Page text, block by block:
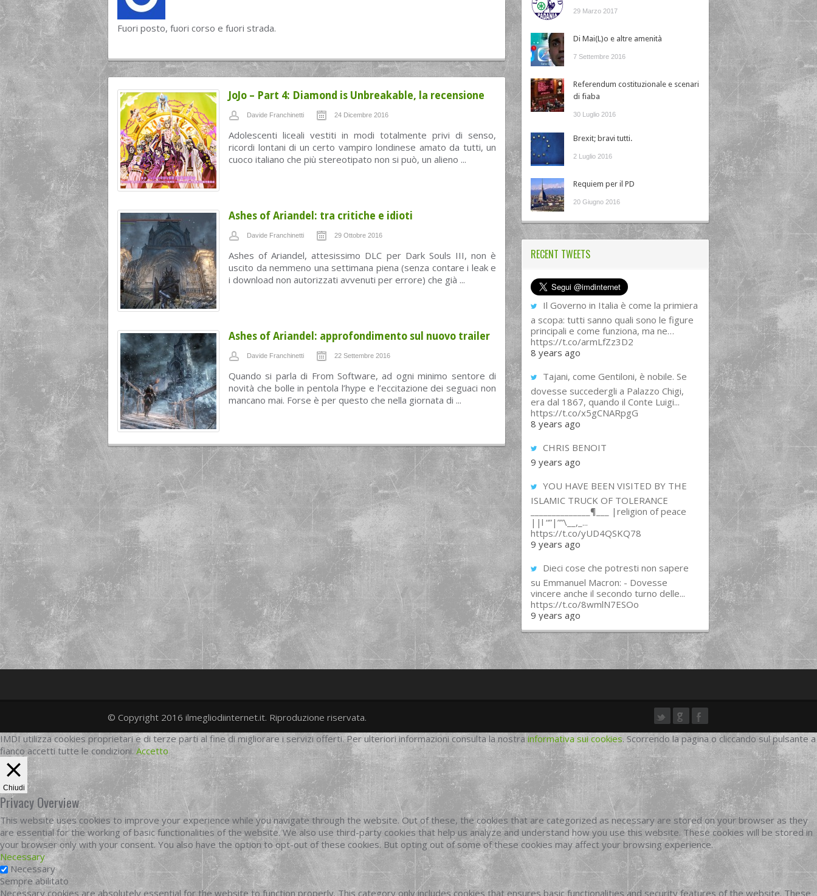
Fuori posto, fuori corso e fuori strada.
JoJo – Part 4: Diamond is Unbreakable, la recensione
Davide Franchinetti 24 Dicembre 2016
Adolescenti liceali vestiti in modi totalmente privi di senso,
ricordi lontani di un certo vampiro londinese amato da tutti, un
cuoco italiano che più stereotipato non si può, un alieno ...
Ashes of Ariandel: tra critiche e idioti
Davide Franchinetti 29 Ottobre 2016
Ashes of Ariandel, attesissimo DLC per Dark Souls III, non è
uscito da nemmeno una settimana piena (senza contare i leak e
i download non autorizzati avvenuti per errore) che già ...
Ashes of Ariandel: approfondimento sul nuovo trailer
Davide Franchinetti 22 Settembre 2016
Quando si parla di From Software, ad ogni minimo sentore di
novità che bolle in pentola l’hype e l’eccitazione dei seguaci non
mancano mai. Forse è per questo che nella giornata di ...
29 Marzo 2017
Di Mai(L)o e altre amenità
7 Settembre 2016
Referendum costituzionale e scenari
di fiaba
30 Luglio 2016
Brexit; bravi tutti.
2 Luglio 2016
Requiem per il PD
20 Giugno 2016
RECENT TWEETS
Il Governo in Italia è come la primiera
a scopa: tutti sanno quali sono le figure
principali e come funziona, ma ne…
https://t.co/armLfZz3D2
8 years ago
Tajani, come Gentiloni, è nobile. Se
dovesse succedergli a Palazzo Chigi,
era dal 1867, quando il Conte Luigi...
https://t.co/x5gCNARpgG
8 years ago
CHRIS BENOIT
9 years ago
YOU HAVE BEEN VISITED BY THE
ISLAMIC TRUCK OF TOLERANCE
______________¶___ |religion of peace
||l “”|””\__,_...
https://t.co/yUD4QSKQ78
9 years ago
Dieci cose che potresti non sapere
su Emmanuel Macron: - Dovesse
vincere anche il secondo turno delle...
https://t.co/8wmlN7ESOo
9 years ago
twittergoogleplus
facebook
© Copyright 2016 ilmegliodiinternet.it. Riproduzione riservata.
IMDI utilizza cookies proprietari e di terze parti al fine di migliorare i servizi offerti. Per ulteriori informazioni consulta la nostra informativa sui cookies. Scorrendo la pagina o cliccando sul pulsante a
fianco accetti tutte le condizioni. Accetto
Chiudi
Privacy Overview
This website uses cookies to improve your experience while you navigate through the website. Out of these, the cookies that are categorized as necessary are stored on your browser as they
are essential for the working of basic functionalities of the website. We also use third-party cookies that help us analyze and understand how you use this website. These cookies will be stored in
your browser only with your consent. You also have the option to opt-out of these cookies. But opting out of some of these cookies may affect your browsing experience.
Necessary
Necessary
Sempre abilitato
Necessary cookies are absolutely essential for the website to function properly. This category only includes cookies that ensures basic functionalities and security features of the website. These